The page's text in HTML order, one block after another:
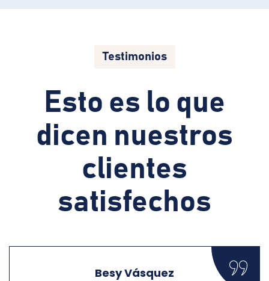
Testimonios
Esto es lo que
dicen nuestros
clientes
satisfechos
Besy Vásquez